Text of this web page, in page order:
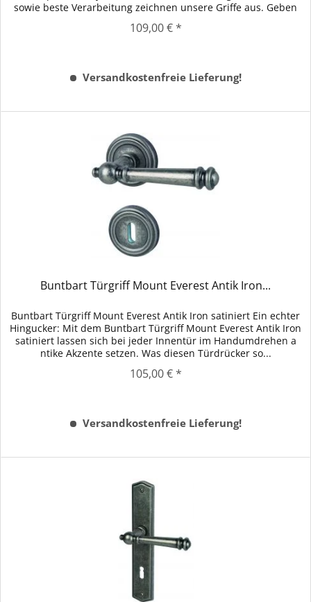
sowie beste Verarbeitung zeichnen unsere Griffe aus. Geben
109,00 € *
Versandkostenfreie Lieferung!
Buntbart Türgriff Mount Everest Antik Iron...
Buntbart Türgriff Mount Everest Antik Iron satiniert Ein echter
Hingucker: Mit dem Buntbart Türgriff Mount Everest Antik Iron
satiniert lassen sich bei jeder Innentür im Handumdrehen a
ntike Akzente setzen. Was diesen Türdrücker so...
105,00 € *
Versandkostenfreie Lieferung!